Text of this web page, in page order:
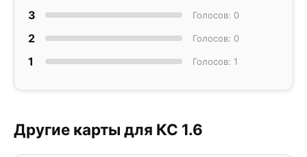
3 Голосов: 0
2 Голосов: 0
1 Голосов: 1
Другие карты для КС 1.6